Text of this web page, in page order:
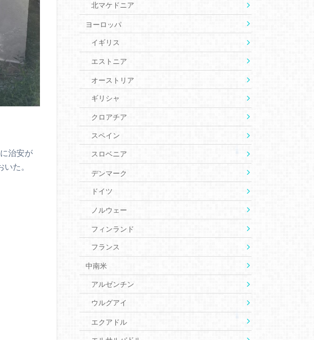
治安が
た。
北マケドニア
ヨーロッパ
イギリス
エストニア
オーストリア
ギリシャ
クロアチア
スペイン
スロベニア
デンマーク
ドイツ
ノルウェー
フィンランド
フランス
中南米
アルゼンチン
ウルグアイ
エクアドル